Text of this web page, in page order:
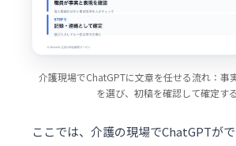
介護現場でChatGPTに文章を任せる流れ：事
を選び、初稿を確認して確定す
ここでは、介護の現場でChatGPTが